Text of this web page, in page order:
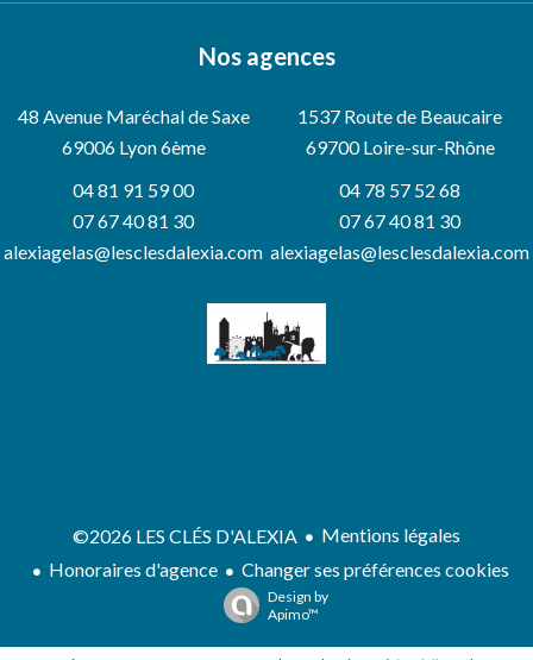
Nos agences
48 Avenue Maréchal de Saxe
69006Lyon 6ème
04 81 91 59 00
07 67 40 81 30
alexiagelas@lesclesdalexia.com
1537 Route de Beaucaire
69700 Loire-sur-Rhône
04 78 57 52 68
07 67 40 81 30
alexiagelas@lesclesdalexia.com
©2026 LES CLÉS D'ALEXIA
Mentions légales
Honoraires d'agence
Changer ses préférences cookies
Design by
Apimo™